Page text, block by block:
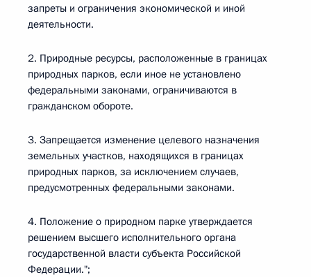
запреты и ограничения экономической и иной
деятельности.
2. Природные ресурсы, расположенные в границах
природных парков, если иное не установлено
федеральными законами, ограничиваются в
гражданском обороте.
3. Запрещается изменение целевого назначения
земельных участков, находящихся в границах
природных парков, за исключением случаев,
предусмотренных федеральными законами.
4. Положение о природном парке утверждается
решением высшего исполнительного органа
государственной власти субъекта Российской
Федерации.";